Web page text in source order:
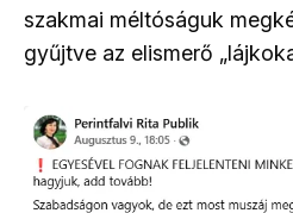
szakmai méltóságuk
gyűjtve az elismerő